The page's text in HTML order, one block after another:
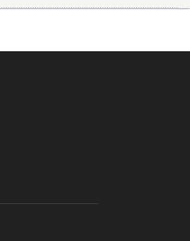
شعر (72)
علوم قرآن (66)
فقه عام وأحكام فقهية (62)